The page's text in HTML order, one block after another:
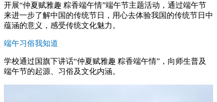
开展“仲夏赋雅趣 粽香端午情”端午节主题活动，通过端午节
来进一步了解中国的传统节日，用心去体验我国的传统节日中
蕴涵的意义，感受传统文化魅力。
端午习俗我知道
学校通过国旗下讲话“仲夏赋雅趣 粽香端午情”，向师生普及
端午节的起源、习俗及文化内涵。